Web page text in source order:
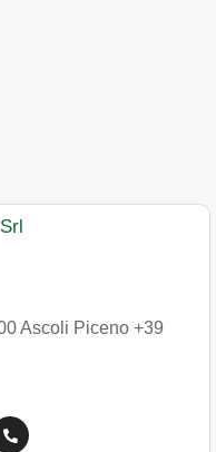
Ascoli Piceno +39